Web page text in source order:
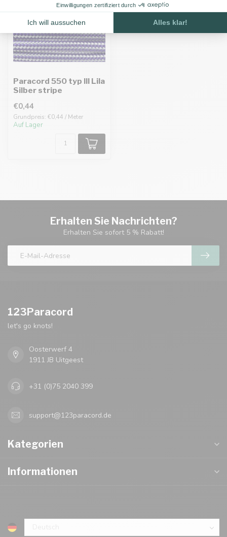
Paracord 550 typ III Lila
Silber stripe
€0,44
Grundpreis: €0,44 / Meter
Auf Lager
Erhalten Sie Nachrichten?
Erhalten Sie sofort 5 % Rabatt!
123Paracord
let's go knots!
Oosterwerf 4
1911 JB Uitgeest
+31 (0)75 2040 399
support@123paracord.de
Kategorien
Informationen